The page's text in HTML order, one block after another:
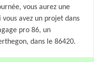
vous aurez une
avez un projet dans
pro 86, un
dans le 86420.